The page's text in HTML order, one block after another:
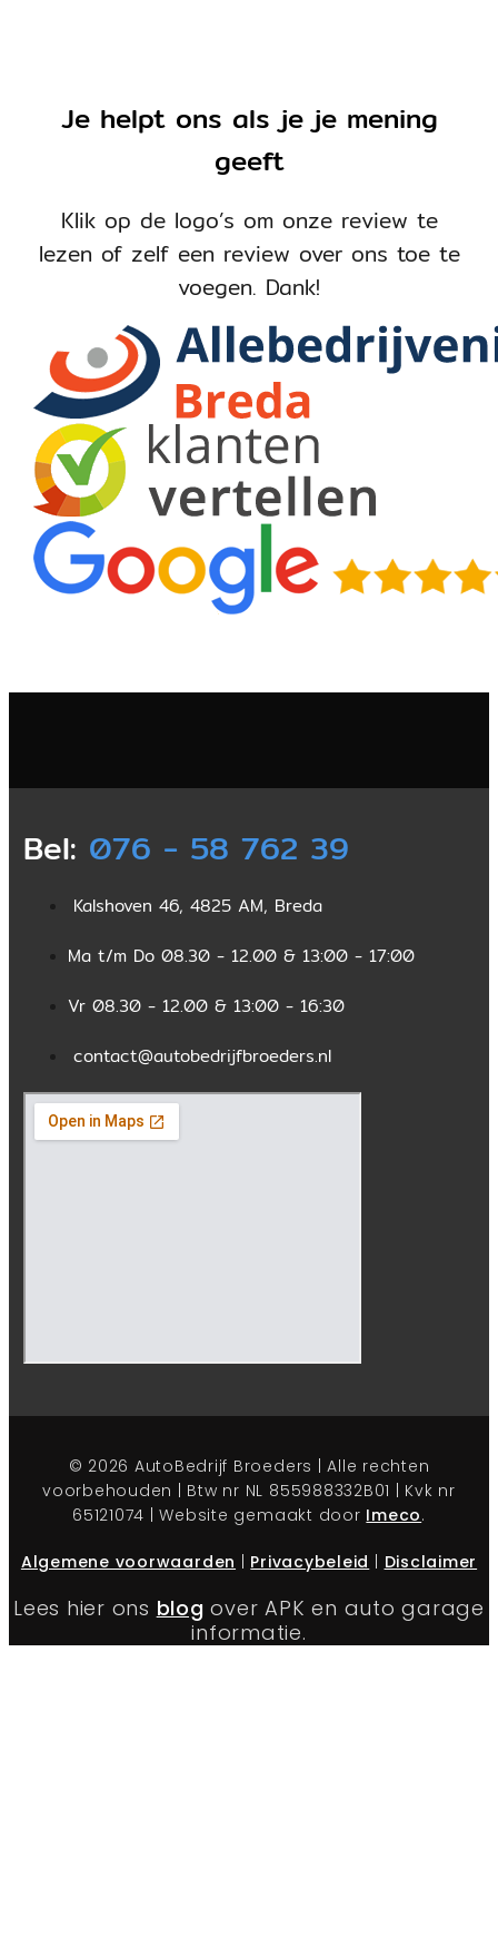
Je helpt ons als je je mening
geeft
Klik op de logo’s om onze review te
lezen of zelf een review over ons toe te
voegen. Dank!
Bel: 076 - 58 762 39
Kalshoven 46, 4825 AM, Breda
Ma t/m Do 08.30 - 12.00 & 13:00 - 17:00
Vr 08.30 - 12.00 & 13:00 - 16:30
contact@autobedrijfbroeders.nl
© 2026 AutoBedrijf Broeders | Alle rechten
voorbehouden | Btw nr NL 855988332B01 | Kvk nr
65121074 | Website gemaakt door Imeco.
Algemene voorwaarden | Privacybeleid | Disclaimer
Lees hier ons blog over APK en auto garage
informatie.